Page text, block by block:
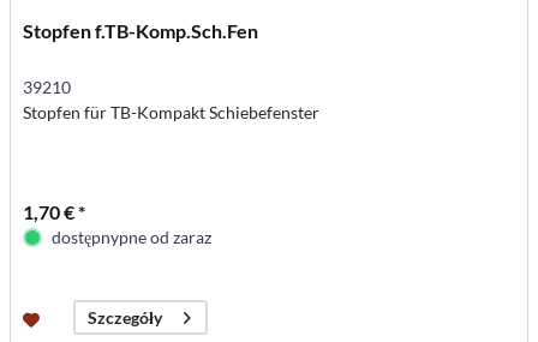
Stopfen f.TB-Komp.Sch.Fen
39210
Stopfen für TB-Kompakt Schiebefenster
1,70 € *
dostępnypne od zaraz
Szczegóły